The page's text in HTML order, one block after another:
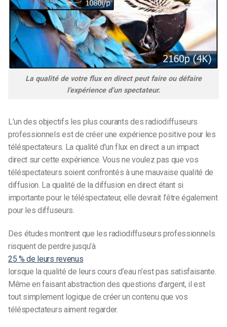
La qualité de votre flux en direct peut faire ou défaire
l’expérience d’un spectateur.
L’un des objectifs les plus courants des radiodiffuseurs
professionnels est de créer une expérience positive pour les
téléspectateurs. La qualité d’un flux en direct a un impact
direct sur cette expérience. Vous ne voulez pas que vos
téléspectateurs soient confrontés à une mauvaise qualité de
diffusion. La qualité de la diffusion en direct étant si
importante pour le téléspectateur, elle devrait l’être également
pour les diffuseurs.
Des études montrent que les radiodiffuseurs professionnels
risquent de perdre jusqu’à
25 % de leurs revenus
lorsque la qualité de leurs cours d’eau n’est pas satisfaisante.
Même en faisant abstraction des questions d’argent, il est
tout simplement logique de créer un contenu que vos
téléspectateurs aiment regarder.